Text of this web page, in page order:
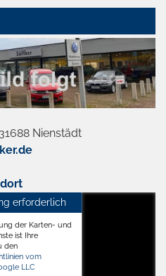
Nienstädt
erforderlich
der Karten- und
ist Ihre
den
vom
LLC